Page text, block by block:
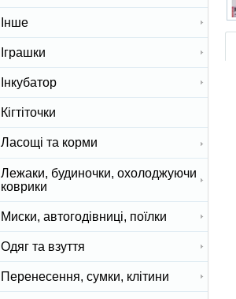
Інше
Іграшки
Інкубатор
Кігтіточки
Ласощі та корми
Лежаки, будиночки, охолоджуючи
коврики
Миски, автогодівниці, поїлки
Одяг та взуття
Перенесення, сумки, клітини